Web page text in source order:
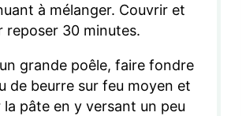
à mélanger. Couvrir et
reposer 30 minutes.
grande poêle, faire fondre
de beurre sur feu moyen et
pâte en y versant un peu